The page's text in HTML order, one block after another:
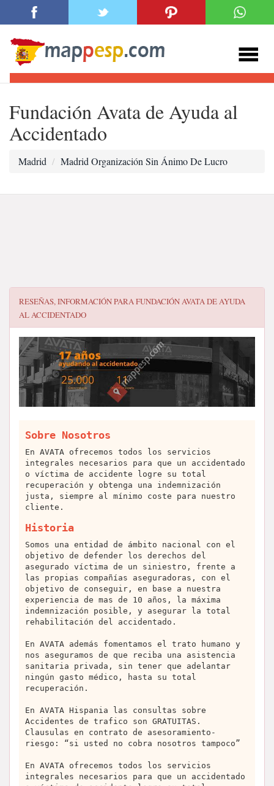
Fundación Avata de Ayuda al
Accidentado
Madrid Madrid Organización Sin Ánimo De Lucro
RESEÑAS, INFORMACIÓN PARAFUNDACIÓN AVATA DE AYUDA
AL ACCIDENTADO
Sobre Nosotros
En AVATA ofrecemos todos los servicios
integrales necesarios para que un accidentado
o víctima de accidente logre su total
recuperación y obtenga una indemnización
justa, siempre al mínimo coste para nuestro
cliente.
Historia
Somos una entidad de ámbito nacional con el
objetivo de defender los derechos del
asegurado víctima de un siniestro, frente a
las propias compañías aseguradoras, con el
objetivo de conseguir, en base a nuestra
experiencia de mas de 10 años, la máxima
indemnización posible, y asegurar la total
rehabilitación del accidentado.
En AVATA además fomentamos el trato humano y
nos aseguramos de que reciba una asistencia
sanitaria privada, sin tener que adelantar
ningún gasto médico, hasta su total
recuperación.
En AVATA Hispania las consultas sobre
Accidentes de trafico son GRATUITAS.
Clausulas en contrato de asesoramiento-
riesgo: “si usted no cobra nosotros tampoco”
En AVATA ofrecemos todos los servicios
integrales necesarios para que un accidentado